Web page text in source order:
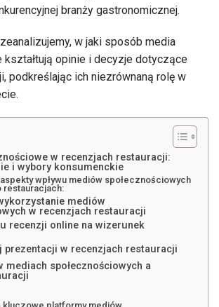
branży gastronomicznej.
w jaki sposób media
kształtują opinie i decyzje dotyczące
podkreślając ich niezrównaną rolę w
w recenzjach restauracji:
i wybory konsumenckie
wpływu mediów społecznościowych
restauracjach:
mediów
w recenzjach restauracji
recenzji online na wizerunek
prezentacji w recenzjach restauracji
mediach społecznościowych a